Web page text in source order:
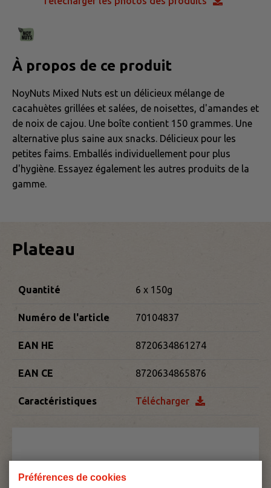
Préférences de cookies
À propos de ce produit
NoyNuts Mixed Nuts est un délicieux mélange de
cacahuètes grillées et salées, de noisettes, d'amandes et
de noix de cajou. Une boîte contient 150 grammes. Une
alternative plus saine aux snacks. Délicieux pour les
petites faims. Emballés individuellement pour plus
d'hygiène. Essayez également les autres produits de la
gamme.
Plateau
Quantité 6 x 150g
Numéro de l'article 70104837
EAN HE 8720634861274
EAN CE 8720634865876
Caractéristiques Télécharger